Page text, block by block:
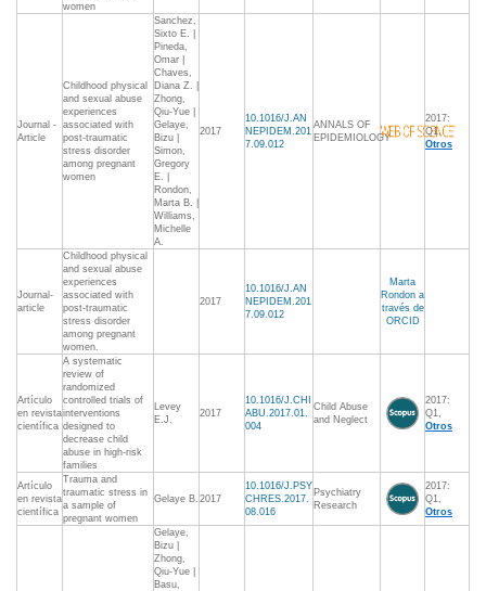
women
Journal -
Article
Childhood physical
and sexual abuse
experiences
associated with
post-traumatic
stress disorder
among pregnant
women
Sanchez,
Sixto E. |
Pineda,
Omar |
Chaves,
Diana Z. |
Zhong,
Qiu-Yue |
Gelaye,
Bizu |
Simon,
Gregory
E. |
Rondon,
Marta B. |
Williams,
Michelle
A.
2017
10.1016/J.AN
NEPIDEM.201
7.09.012
ANNALS OF
EPIDEMIOLOGY
2017:
Q1,
Otros
Journal-
article
Childhood physical
and sexual abuse
experiences
associated with
post-traumatic
stress disorder
among pregnant
women.
2017
10.1016/J.AN
NEPIDEM.201
7.09.012
Marta
Rondon a
través de
ORCID
Artículo
en revista
científica
A systematic
review of
randomized
controlled trials of
interventions
designed to
decrease child
abuse in high-risk
families
Levey
E.J.
2017
10.1016/J.CHI
ABU.2017.01.
004
Child Abuse
and Neglect
2017:
Q1,
Otros
Artículo
en revista
científica
Trauma and
traumatic stress in
a sample of
pregnant women
Gelaye B. 2017
10.1016/J.PSY
CHRES.2017.
08.016
Psychiatry
Research
2017:
Q1,
Otros
Gelaye,
Bizu |
Zhong,
Qiu-Yue |
Basu,